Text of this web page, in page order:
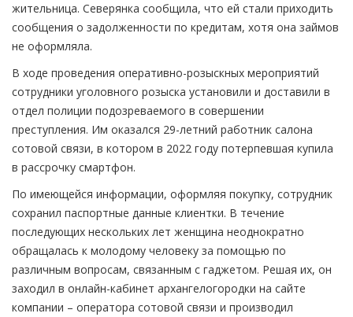
жительница. Северянка сообщила, что ей стали приходить
сообщения о задолженности по кредитам, хотя она займов
не оформляла.
В ходе проведения оперативно-розыскных мероприятий
сотрудники уголовного розыска установили и доставили в
отдел полиции подозреваемого в совершении
преступления. Им оказался 29-летний работник салона
сотовой связи, в котором в 2022 году потерпевшая купила
в рассрочку смартфон.
По имеющейся информации, оформляя покупку, сотрудник
сохранил паспортные данные клиентки. В течение
последующих нескольких лет женщина неоднократно
обращалась к молодому человеку за помощью по
различным вопросам, связанным с гаджетом. Решая их, он
заходил в онлайн-кабинет архангелогородки на сайте
компании – оператора сотовой связи и производил